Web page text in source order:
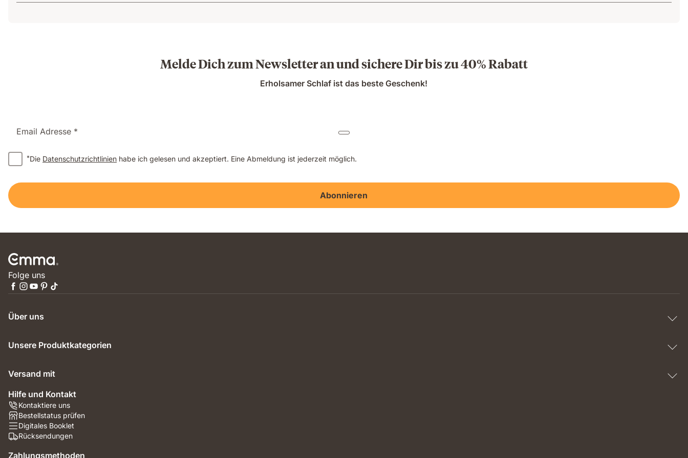
Melde Dich zum Newsletter an und sichere Dir bis zu 40% Rabatt
Erholsamer Schlaf ist das beste Geschenk!
Email Adresse *
*Die Datenschutzrichtlinien habe ich gelesen und akzeptiert. Eine Abmeldung ist jederzeit möglich.
Abonnieren
Folge uns
Über uns
Unsere Produktkategorien
Versand mit
Hilfe und Kontakt
Kontaktiere uns
Bestellstatus prüfen
Digitales Booklet
Rücksendungen
Zahlungsmethoden